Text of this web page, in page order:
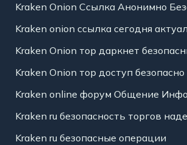
Kraken Onion Ссылка Анонимно
Kraken onion ссылка сегодня
Kraken Onion тор даркнет
Kraken Onion тор доступ безопасно
Kraken online форум Общение
Kraken ru безопасность торгов
Kraken ru безопасные операции